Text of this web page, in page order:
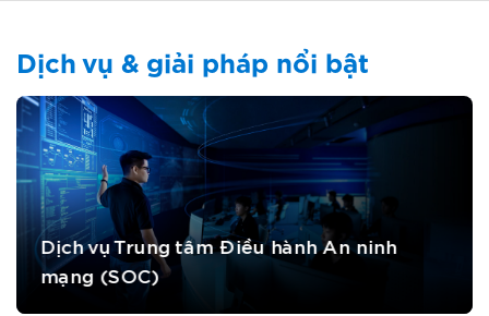
Dịch vụ & giải pháp nổi bật
Dịch vụ Trung tâm Điều hành An ninh
mạng (SOC)